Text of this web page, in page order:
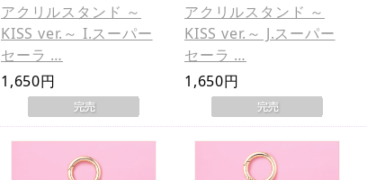
アクリルスタンド ～
KISS ver.～ I.スーパー
セーラ …
1,650円
アクリルスタンド ～
KISS ver.～ J.スーパー
セーラ …
1,650円